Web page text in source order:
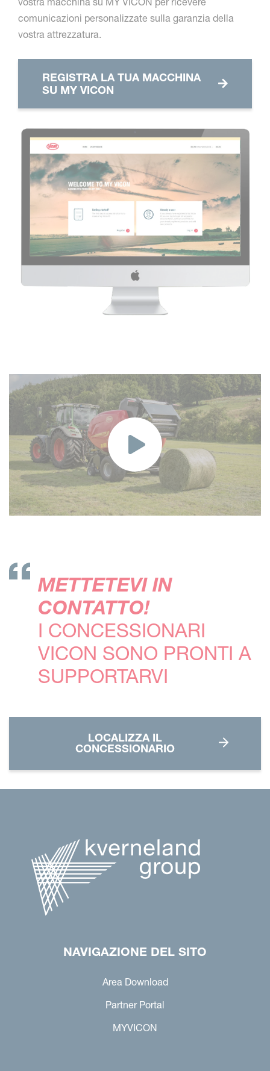
comunicazioni personalizzate sulla garanzia della
vostra attrezzatura.
REGISTRA LA TUA MACCHINA
SU MY VICON
METTETEVI IN
CONTATTO!
I CONCESSIONARI
VICON SONO PRONTI A
SUPPORTARVI
LOCALIZZA IL
CONCESSIONARIO
NAVIGAZIONE DEL SITO
Area Download
Partner Portal
MYVICON